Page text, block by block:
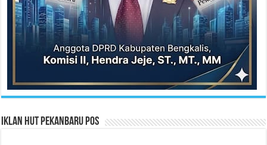
Iklan HUT Pekanbaru Pos